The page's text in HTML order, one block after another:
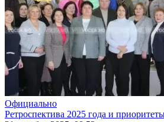
Официально
Ретроспектива 2025 года и